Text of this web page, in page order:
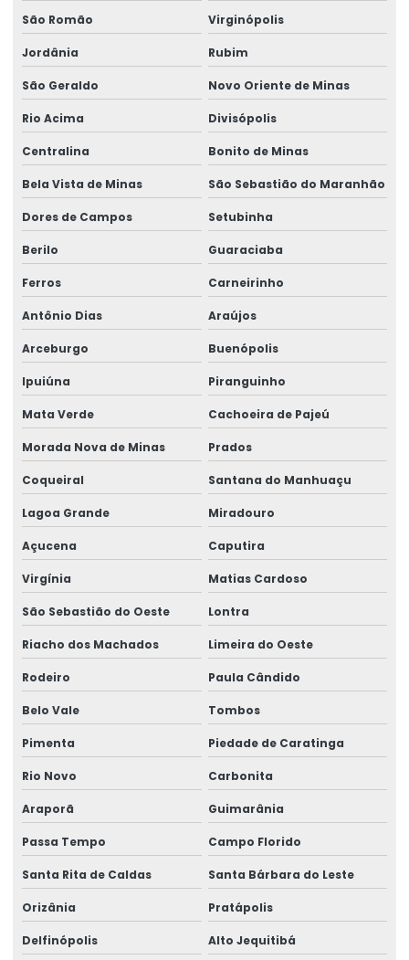
São Romão Virginópolis
Jordânia Rubim
São Geraldo Novo Oriente de Minas
Rio Acima Divisópolis
Centralina Bonito de Minas
Bela Vista de Minas São Sebastião do Maranhão
Dores de Campos Setubinha
Berilo Guaraciaba
Ferros Carneirinho
Antônio Dias Araújos
Arceburgo Buenópolis
Ipuiúna Piranguinho
Mata Verde Cachoeira de Pajeú
Morada Nova de Minas Prados
Coqueiral Santana do Manhuaçu
Lagoa Grande Miradouro
Açucena Caputira
Virgínia Matias Cardoso
São Sebastião do Oeste Lontra
Riacho dos Machados Limeira do Oeste
Rodeiro Paula Cândido
Belo Vale Tombos
Pimenta Piedade de Caratinga
Rio Novo Carbonita
Araporã Guimarânia
Passa Tempo Campo Florido
Santa Rita de Caldas Santa Bárbara do Leste
Orizânia Pratápolis
Delfinópolis Alto Jequitibá